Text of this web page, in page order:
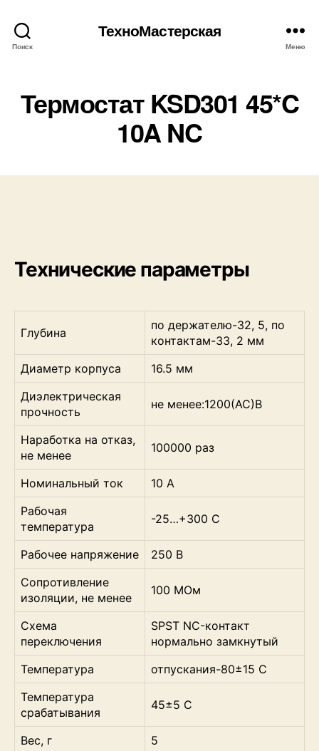
Поиск
ТехноМастерская
Меню
Термостат KSD301 45*C
10A NC
Технические параметры
Глубина
по держателю-32, 5, по
контактам-33, 2 мм
Диаметр корпуса
16.5 мм
Диэлектрическая
прочность
не менее:1200(AC)В
Наработка на отказ,
не менее
100000 раз
Номинальный ток
10 А
Рабочая
температура
-25…+300 С
Рабочее напряжение
250 В
Сопротивление
изоляции, не менее
100 МОм
Схема
переключения
SPST NC-контакт
нормально замкнутый
Температура
отпускания-80±15 С
Температура
срабатывания
45±5 С
Вес, г 5